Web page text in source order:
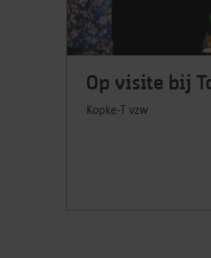
Op visite bij
Kopke-T vzw